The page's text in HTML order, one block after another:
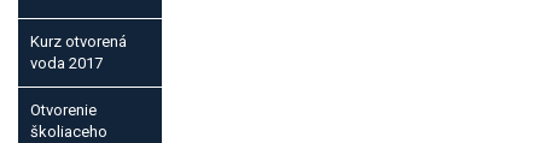
Kurz otvorená
voda 2017
Otvorenie
školiaceho